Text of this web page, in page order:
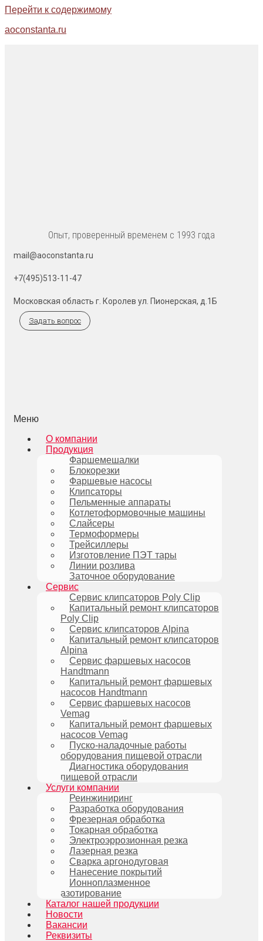
Перейти к содержимому
aoconstanta.ru
Опыт, проверенный временем с 1993 года
mail@aoconstanta.ru
+7(495)513-11-47
Московская область г. Королев ул. Пионерская, д.1Б
Задать вопрос
Меню
О компании
Продукция
Фаршемешалки
Блокорезки
Фаршевые насосы
Клипсаторы
Пельменные аппараты
Котлетоформовочные машины
Слайсеры
Термоформеры
Трейсиллеры
Изготовление ПЭТ тары
Линии розлива
Заточное оборудование
Сервис
Сервис клипсаторов Poly Clip
Капитальный ремонт клипсаторов
Poly Clip
Сервис клипсаторов Alpina
Капитальный ремонт клипсаторов
Alpina
Сервис фаршевых насосов
Handtmann
Капитальный ремонт фаршевых
насосов Handtmann
Сервис фаршевых насосов
Vemag
Капитальный ремонт фаршевых
насосов Vemag
Пуско-наладочные работы
оборудования пищевой отрасли
Диагностика оборудования
пищевой отрасли
Услуги компании
Реинжиниринг
Разработка оборудования
Фрезерная обработка
Токарная обработка
Электроэррозионная резка
Лазерная резка
Сварка аргонодуговая
Нанесение покрытий
Ионноплазменное
азотирование
Каталог нашей продукции
Новости
Вакансии
Реквизиты